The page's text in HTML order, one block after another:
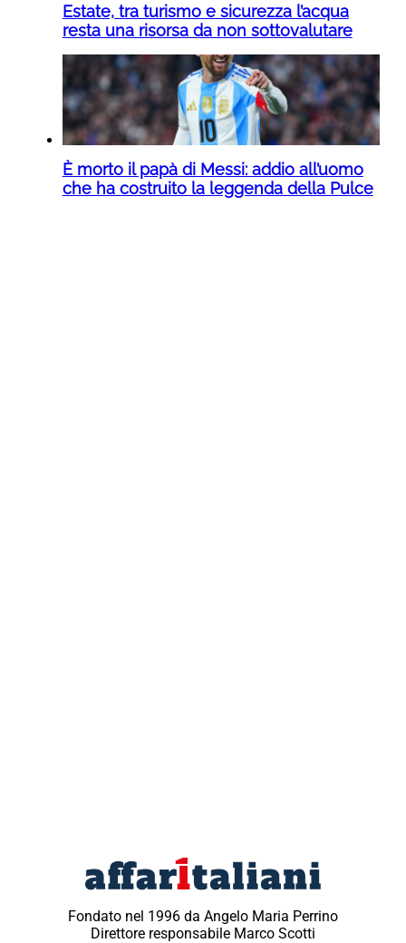
Estate, tra turismo e sicurezza l’acqua
resta una risorsa da non sottovalutare
È morto il papà di Messi: addio all’uomo
che ha costruito la leggenda della Pulce
Fondato nel 1996 da Angelo Maria Perrino
Direttore responsabile Marco Scotti